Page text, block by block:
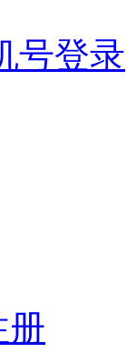
号登录
册